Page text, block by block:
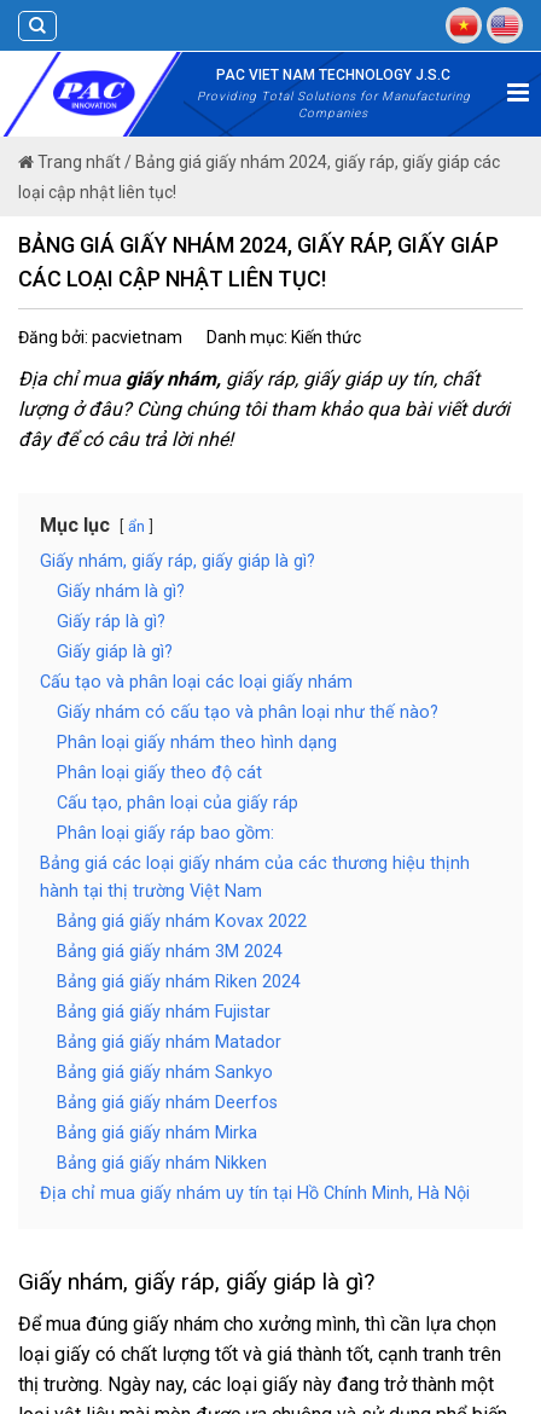
Skip
to
content
PAC VIET NAM TECHNOLOGY J.S.C
Providing Total Solutions for Manufacturing
Companies
Trang nhất/ Bảng giá giấy nhám 2024, giấy ráp, giấy giáp các
loại cập nhật liên tục!
BẢNG GIÁ GIẤY NHÁM 2024, GIẤY RÁP, GIẤY GIÁP
CÁC LOẠI CẬP NHẬT LIÊN TỤC!
Đăng bởi: pacvietnam Danh mục: Kiến thức
Địa chỉ mua giấy nhám, giấy ráp, giấy giáp uy tín, chất
lượng ở đâu? Cùng chúng tôi tham khảo qua bài viết dưới
đây để có câu trả lời nhé!
Mục lục ẩn
Giấy nhám, giấy ráp, giấy giáp là gì?
Giấy nhám là gì?
Giấy ráp là gì?
Giấy giáp là gì?
Cấu tạo và phân loại các loại giấy nhám
Giấy nhám có cấu tạo và phân loại như thế nào?
Phân loại giấy nhám theo hình dạng
Phân loại giấy theo độ cát
Cấu tạo, phân loại của giấy ráp
Phân loại giấy ráp bao gồm:
Bảng giá các loại giấy nhám của các thương hiệu thịnh
hành tại thị trường Việt Nam
Bảng giá giấy nhám Kovax 2022
Bảng giá giấy nhám 3M 2024
Bảng giá giấy nhám Riken 2024
Bảng giá giấy nhám Fujistar
Bảng giá giấy nhám Matador
Bảng giá giấy nhám Sankyo
Bảng giá giấy nhám Deerfos
Bảng giá giấy nhám Mirka
Bảng giá giấy nhám Nikken
Địa chỉ mua giấy nhám uy tín tại Hồ Chính Minh, Hà Nội
Giấy nhám, giấy ráp, giấy giáp là gì?
Để mua đúng giấy nhám cho xưởng mình, thì cần lựa chọn
loại giấy có chất lượng tốt và giá thành tốt, cạnh tranh trên
thị trường. Ngày nay, các loại giấy này đang trở thành một